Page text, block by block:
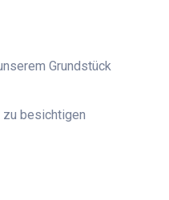
Grundstück
besichtigen